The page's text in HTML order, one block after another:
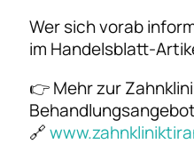
Wer sich vorab
im Handelsblatt-
👉 Mehr zur
🔗